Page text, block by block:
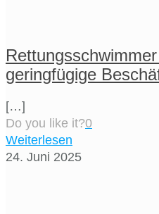
geringfügige
[…]
Do you like it?0
Weiterlesen
24. Juni 2025